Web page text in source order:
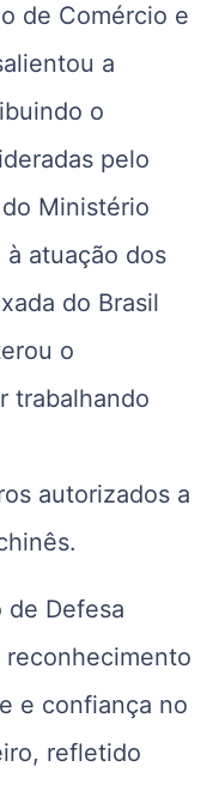
de Comércio e
a
o
pelo
Ministério
à atuação dos
do Brasil
o
trabalhando
autorizados a
de Defesa
e confiança no
refletido